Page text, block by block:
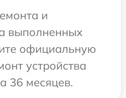
и
выполненных
официальную
устройства
36 месяцев.